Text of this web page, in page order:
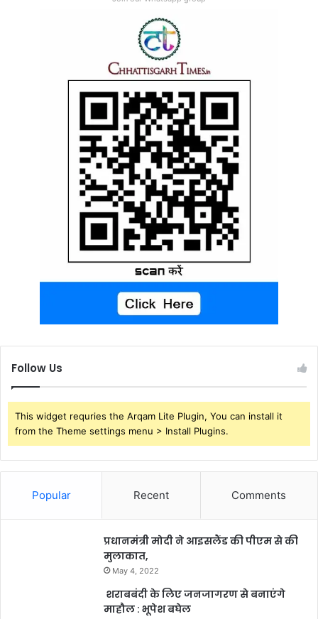
Follow Us
This widget requries the Arqam Lite Plugin, You can install it
from the Theme settings menu > Install Plugins.
Popular Recent Comments
प्रधानमंत्री मोदी ने आइसलैंड की पीएम से की
मुलाकात,
May 4, 2022
शराबबंदी के लिए जनजागरण से बनाएंगे
माहौल : भूपेश बघेल